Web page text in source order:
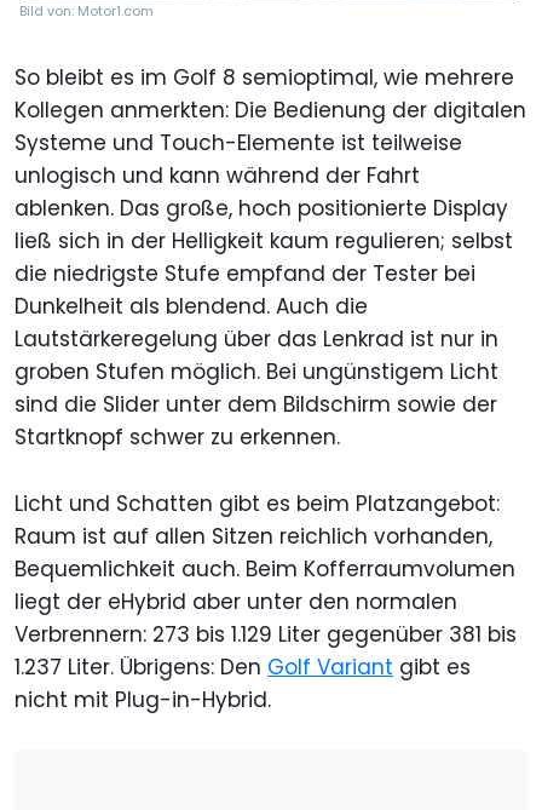
Bild von: Motor1.com
So bleibt es im Golf 8 semioptimal, wie mehrere
Kollegen anmerkten: Die Bedienung der digitalen
Systeme und Touch-Elemente ist teilweise
unlogisch und kann während der Fahrt
ablenken. Das große, hoch positionierte Display
ließ sich in der Helligkeit kaum regulieren; selbst
die niedrigste Stufe empfand der Tester bei
Dunkelheit als blendend. Auch die
Lautstärkeregelung über das Lenkrad ist nur in
groben Stufen möglich. Bei ungünstigem Licht
sind die Slider unter dem Bildschirm sowie der
Startknopf schwer zu erkennen.
Licht und Schatten gibt es beim Platzangebot:
Raum ist auf allen Sitzen reichlich vorhanden,
Bequemlichkeit auch. Beim Kofferraumvolumen
liegt der eHybrid aber unter den normalen
Verbrennern: 273 bis 1.129 Liter gegenüber 381 bis
1.237 Liter. Übrigens: Den Golf Variant gibt es
nicht mit Plug-in-Hybrid.